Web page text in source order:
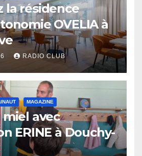
la résidence
OVELIA à
RADIO CLUB
MAGAZINE
avec
ERINE à Douchy-